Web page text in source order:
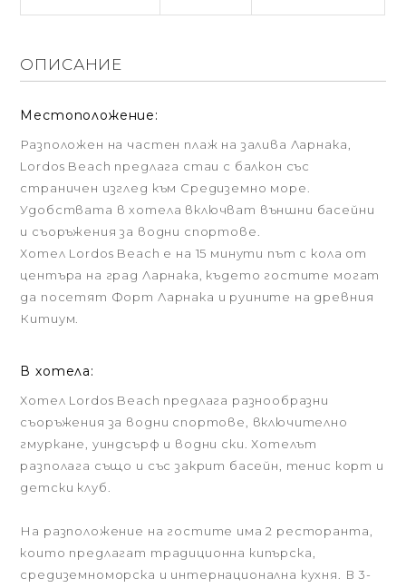
ОПИСАНИЕ
Местоположение:
Разположен на частен плаж на залива Ларнака,
Lordos Beach предлага стаи с балкон със
страничен изглед към Средиземно море.
Удобствата в хотела включват външни басейни
и съоръжения за водни спортове.
Хотел Lordos Beach е на 15 минути път с кола от
центъра на град Ларнака, където гостите могат
да посетят Форт Ларнака и руините на древния
Китиум.
В хотела:
Хотел Lordos Beach предлага разнообразни
съоръжения за водни спортове, включително
гмуркане, уиндсърф и водни ски. Хотелът
разполага също и със закрит басейн, тенис корт и
детски клуб.
На разположение на гостите има 2 ресторанта,
които предлагат традиционна кипърска,
средиземноморска и интернационална кухня. В 3-